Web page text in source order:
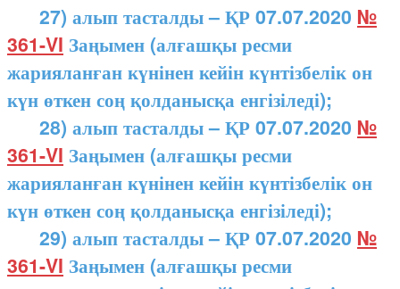
27) алып тасталды – ҚР 07.07.2020 №
361-VI Заңымен (алғашқы ресми
жарияланған күнінен кейін күнтізбелік он
күн өткен соң қолданысқа енгізіледі);
28) алып тасталды – ҚР 07.07.2020 №
361-VI Заңымен (алғашқы ресми
жарияланған күнінен кейін күнтізбелік он
күн өткен соң қолданысқа енгізіледі);
29) алып тасталды – ҚР 07.07.2020 №
361-VI Заңымен (алғашқы ресми